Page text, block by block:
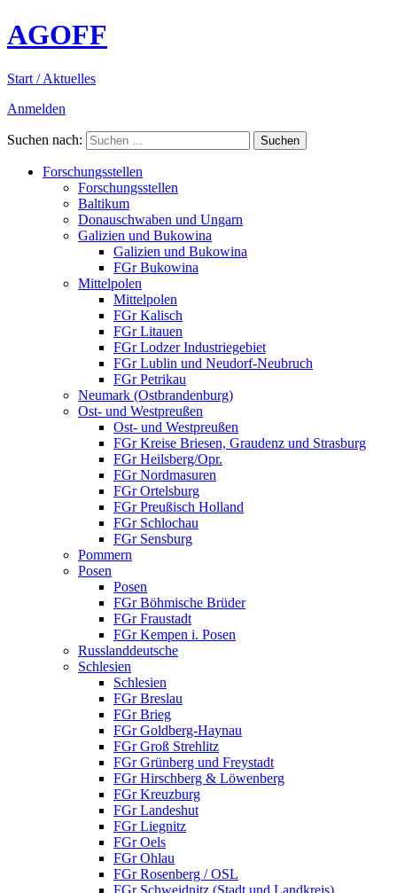
AGOFF
Start / Aktuelles
Anmelden
Suchen nach:
Forschungsstellen
Forschungsstellen
Baltikum
Donauschwaben und Ungarn
Galizien und Bukowina
Galizien und Bukowina
FGr Bukowina
Mittelpolen
Mittelpolen
FGr Kalisch
FGr Litauen
FGr Lodzer Industriegebiet
FGr Lublin und Neudorf-Neubruch
FGr Petrikau
Neumark (Ostbrandenburg)
Ost- und Westpreußen
Ost- und Westpreußen
FGr Kreise Briesen, Graudenz und Strasburg
FGr Heilsberg/Opr.
FGr Nordmasuren
FGr Ortelsburg
FGr Preußisch Holland
FGr Schlochau
FGr Sensburg
Pommern
Posen
Posen
FGr Böhmische Brüder
FGr Fraustadt
FGr Kempen i. Posen
Russlanddeutsche
Schlesien
Schlesien
FGr Breslau
FGr Brieg
FGr Goldberg-Haynau
FGr Groß Strehlitz
FGr Grünberg und Freystadt
FGr Hirschberg & Löwenberg
FGr Kreuzburg
FGr Landeshut
FGr Liegnitz
FGr Oels
FGr Ohlau
FGr Rosenberg / OSL
FGr Schweidnitz (Stadt und Landkreis)